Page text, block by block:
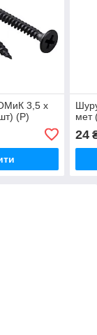
3,5 х
(Р)
мет
24